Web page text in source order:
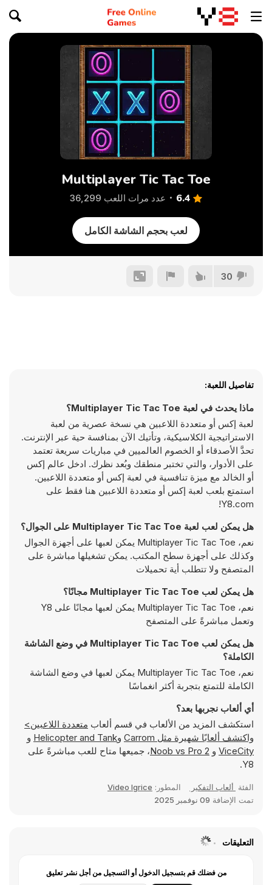
Multiplayer Tic Tac Toe
6.4 عدد مرات اللعب 36,299
لعب بحجم الشاشة الكامل
30
تفاصيل اللعبة:
ماذا يحدث في لعبة Multiplayer Tic Tac Toe؟
لعبة إكس أو متعددة اللاعبين هي نسخة عصرية من لعبة
الاستراتيجية الكلاسيكية، وتأتيك الآن بمنافسة حية عبر الإنترنت.
تحدَّ الأصدقاء أو الخصوم العالميين في مباريات سريعة تعتمد
على الأدوار، والتي تختبر منطقك وبُعد نظرك. ادخل عالم إكس
أو الخالد مع ميزة تنافسية في لعبة إكس أو متعددة اللاعبين.
استمتع بلعب لعبة إكس أو متعددة اللاعبين هنا فقط على
Y8.com!
هل يمكن لعب لعبة Multiplayer Tic Tac Toe على الجوال؟
نعم، Multiplayer Tic Tac Toe يمكن لعبها على أجهزة الجوال
وكذلك على أجهزة سطح المكتب. يمكن تشغيلها مباشرة على
المتصفح ولا تتطلب أية تحميلات
هل يمكن لعب Multiplayer Tic Tac Toe مجانًا؟
نعم، Multiplayer Tic Tac Toe يمكن لعبها مجانًا على Y8
وتعمل مباشرةً على المتصفح
هل يمكن لعب Multiplayer Tic Tac Toe في وضع الشاشة
الكاملة؟
نعم، Multiplayer Tic Tac Toe يمكن لعبها في وضع الشاشة
الكاملة للتمتع بتجربة أكثر انغماسًا
أي ألعاب نجربها بعد؟
استكشف المزيد من الألعاب في قسم ألعاب متعددة اللاعبين>
واكتشف ألعابًا شهيرة مثل Carrom وHelicopter and Tank و
ViceCity و Noob vs Pro 2، جميعها متاح للعب مباشرةً على
Y8.
الفئة ألعاب التفكير المطور: Video Igrice
تمت الإضافة 09 نوفمبر 2025
التعليقات
من فضلك قم بتسجيل الدخول أو التسجيل من أجل نشر تعليق